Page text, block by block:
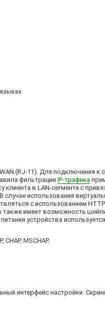
(RJ-11). Для подключения к
фильтрации IP-трафика
в LAN-сегменте с
использования
с использованием HTTP
также имеет возможность
устройства
MSCHAP.
интерфейс настройки.